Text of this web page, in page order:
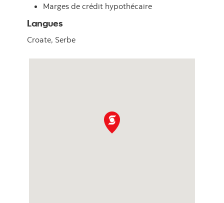
Marges de crédit hypothécaire
Langues
Croate, Serbe